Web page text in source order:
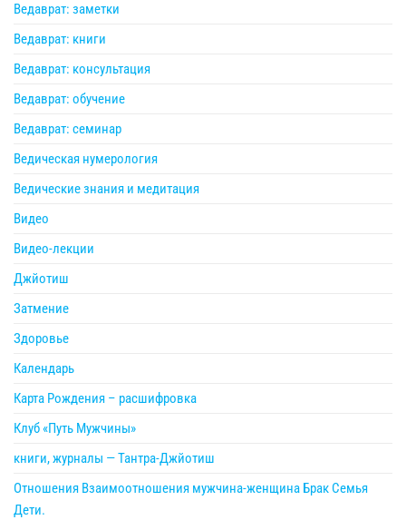
Ведаврат: заметки
Ведаврат: книги
Ведаврат: консультация
Ведаврат: обучение
Ведаврат: семинар
Ведическая нумерология
Ведические знания и медитация
Видео
Видео-лекции
Джйотиш
Затмение
Здоровье
Календарь
Карта Рождения – расшифровка
Клуб «Путь Мужчины»
книги, журналы — Тантра-Джйотиш
Отношения Взаимоотношения мужчина-женщина Брак Семья
Дети.